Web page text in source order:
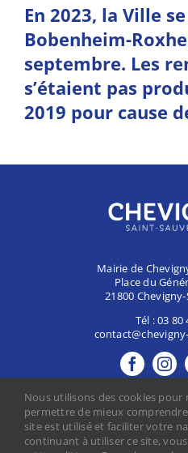
En 2023, la Ville
Bobenheim-
septembre. Les
s’étaient pas
2019 pour cause
Mairie de
Place du
21800
Tél :03 80
MES
CONTACTER
Nous utilisons des cookies pour
permettre de mieux
site est utilisé et faciliter votre
continuant à utiliser ce site,